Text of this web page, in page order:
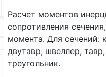
Расчет моментов
сопротивления
момента. Для сечений:
двутавр, швеллер,
треугольник.